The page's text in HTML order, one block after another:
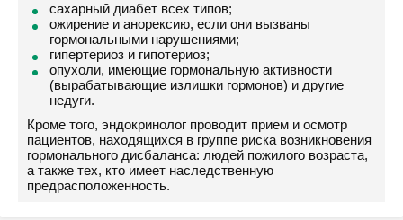
сахарный диабет всех типов;
ожирение и анорексию, если они вызваны
гормональными нарушениями;
гипертериоз и гипотериоз;
опухоли, имеющие гормональную активности
(вырабатывающие излишки гормонов) и другие
недуги.
Кроме того, эндокринолог проводит прием и осмотр
пациентов, находящихся в группе риска возникновения
гормонального дисбаланса: людей пожилого возраста,
а также тех, кто имеет наследственную
предрасположенность.